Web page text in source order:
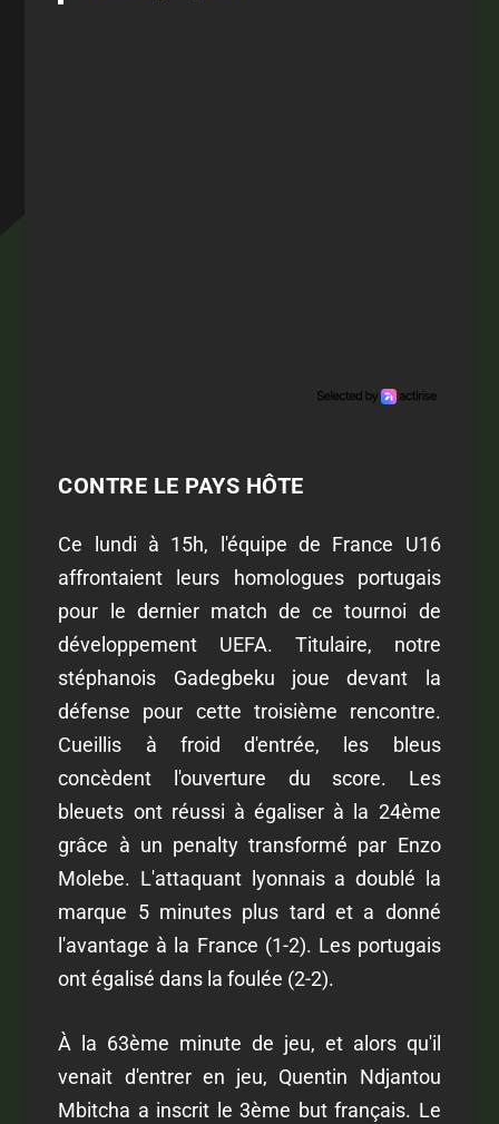
CONTRE LE PAYS HÔTE
Ce lundi à 15h, l'équipe de France U16
affrontaient leurs homologues portugais
pour le dernier match de ce tournoi de
développement UEFA. Titulaire, notre
stéphanois Gadegbeku joue devant la
défense pour cette troisième rencontre.
Cueillis à froid d'entrée, les bleus
concèdent l'ouverture du score. Les
bleuets ont réussi à égaliser à la 24ème
grâce à un penalty transformé par Enzo
Molebe. L'attaquant lyonnais a doublé la
marque 5 minutes plus tard et a donné
l'avantage à la France (1-2). Les portugais
ont égalisé dans la foulée (2-2).
À la 63ème minute de jeu, et alors qu'il
venait d'entrer en jeu, Quentin Ndjantou
Mbitcha a inscrit le 3ème but français. Le